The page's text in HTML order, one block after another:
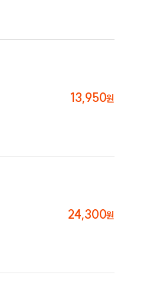
13,950원
24,300원